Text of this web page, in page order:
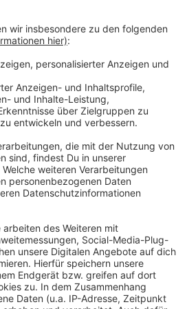
Abend.
Links zum Thema:
Jahr berichtet: